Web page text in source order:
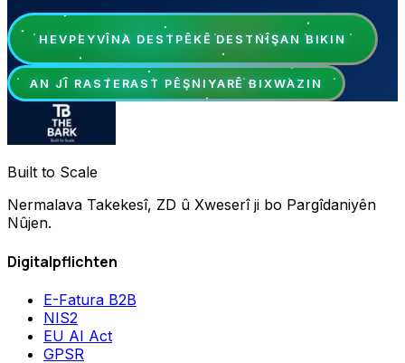
HEVPEYVÎNA DESTPÊKÊ DESTNÎŞAN BIKIN
AN JÎ RASTERAST PÊŞNIYARÊ BIXWAZIN
Built to Scale
Nermalava Takekesî, ZD û Xweserî ji bo Pargîdaniyên
Nûjen.
Digitalpflichten
E-Fatura B2B
NIS2
EU AI Act
GPSR